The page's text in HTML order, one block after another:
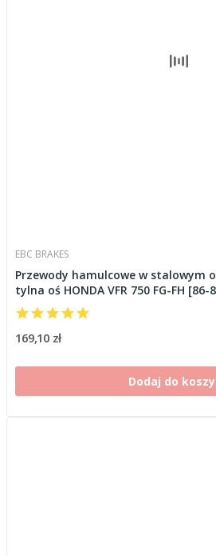
EBC BRAKES
Przewody hamulcowe w stalowym
tylna oś HONDA VFR 750 FG-FH [86-
169,10 zł
Dodaj do